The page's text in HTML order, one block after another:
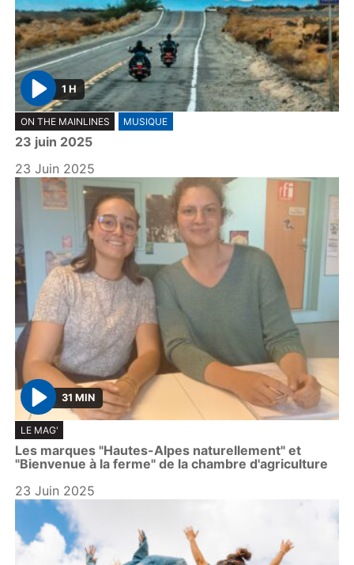
P
l
a
y
1 H
ON THE MAINLINES MUSIQUE
23 juin 2025
23 Juin 2025
P
l
a
y
31 MIN
LE MAG'
Les marques "Hautes-Alpes naturellement" et
"Bienvenue à la ferme" de la chambre d'agriculture
23 Juin 2025